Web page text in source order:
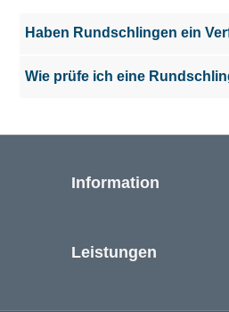
Haben Rundschlingen ein
Wie prüfe ich eine
Information
Leistungen